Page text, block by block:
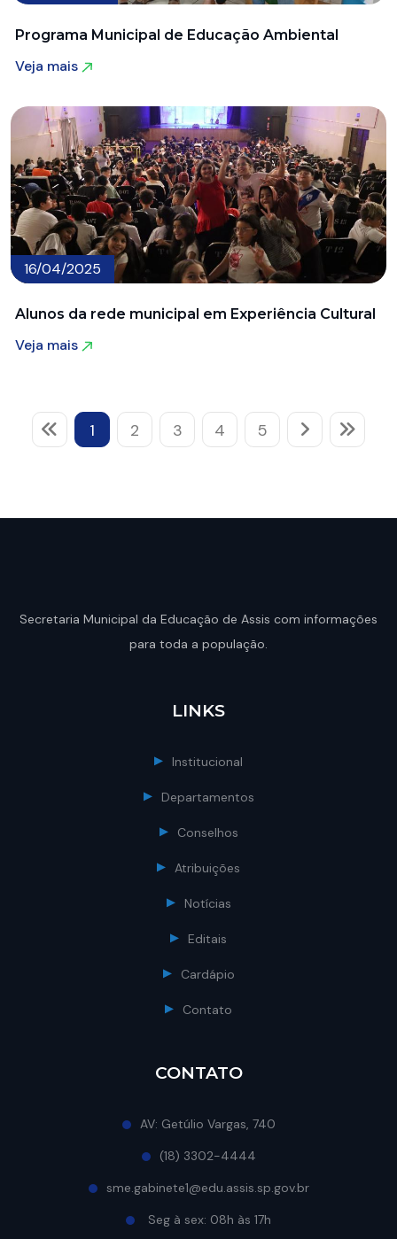
Programa Municipal de Educação Ambiental
Veja mais
16/04/2025
Alunos da rede municipal em Experiência Cultural
Veja mais
1 2 3 4 5
Secretaria Municipal da Educação de Assis com informações
para toda a população.
LINKS
Institucional
Departamentos
Conselhos
Atribuições
Notícias
Editais
Cardápio
Contato
CONTATO
AV: Getúlio Vargas, 740
(18) 3302-4444
sme.gabinete1@edu.assis.sp.gov.br
Seg à sex: 08h às 17h